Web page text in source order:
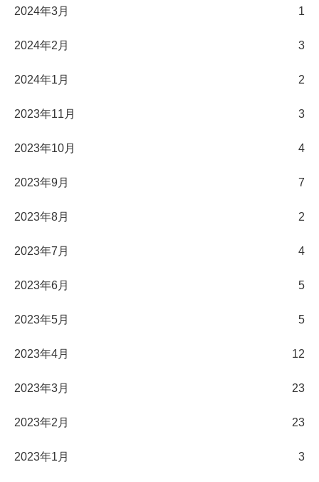
2024年3月 1
2024年2月 3
2024年1月 2
2023年11月 3
2023年10月 4
2023年9月 7
2023年8月 2
2023年7月 4
2023年6月 5
2023年5月 5
2023年4月 12
2023年3月 23
2023年2月 23
2023年1月 3